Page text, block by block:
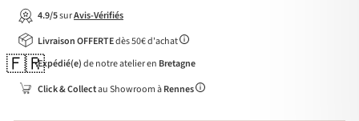
4.9/5surAvis-Vérifiés
Livraison OFFERTEdès 50€ d'achat
🇫🇷Expédié(e)de notre atelier en Bretagne
Click & Collectau Showroom àRennes